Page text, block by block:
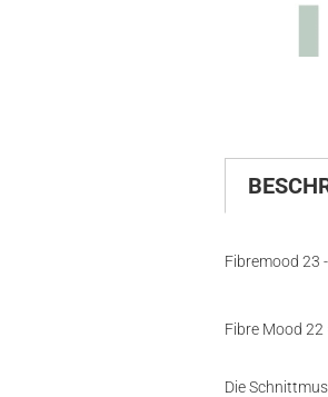
Fibremood 23
Fibre Mood
Die